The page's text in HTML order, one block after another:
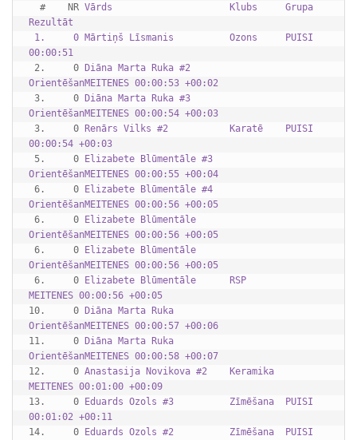
  #    NR
Vārds                     Klubs     Grupa
Rezultāt
1.     0 Mārtiņš Līsmanis          Ozons     PUISI
00:00:51
2.     0 Diāna Marta Ruka #2
OrientēšanMEITENES 00:00:53 +00:02
3.     0 Diāna Marta Ruka #3
OrientēšanMEITENES 00:00:54 +00:03
3.     0 Renārs Vilks #2           Karatē    PUISI
00:00:54 +00:03
5.     0 Elizabete Blūmentāle #3
OrientēšanMEITENES 00:00:55 +00:04
6.     0 Elizabete Blūmentāle #4
OrientēšanMEITENES 00:00:56 +00:05
6.     0 Elizabete Blūmentāle
OrientēšanMEITENES 00:00:56 +00:05
6.     0 Elizabete Blūmentāle
OrientēšanMEITENES 00:00:56 +00:05
6.     0 Elizabete Blūmentāle      RSP
MEITENES 00:00:56 +00:05
10.     0 Diāna Marta Ruka
OrientēšanMEITENES 00:00:57 +00:06
11.     0 Diāna Marta Ruka
OrientēšanMEITENES 00:00:58 +00:07
12.     0 Anastasija Novikova #2    Keramika
MEITENES 00:01:00 +00:09
13.     0 Eduards Ozols #3          Zīmēšana  PUISI
00:01:02 +00:11
14.     0 Eduards Ozols #2          Zīmēšana  PUISI